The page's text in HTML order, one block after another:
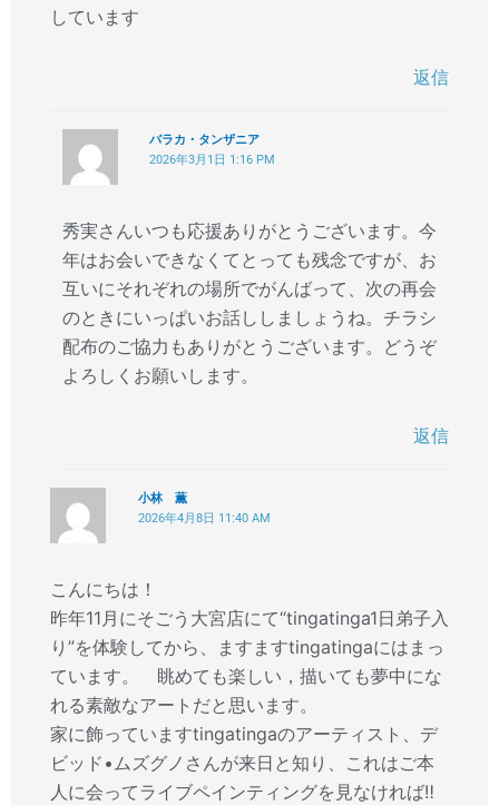
しています
返信
バラカ・タンザニア
2026年3月1日 1:16 PM
秀実さんいつも応援ありがとうございます。今
年はお会いできなくてとっても残念ですが、お
互いにそれぞれの場所でがんばって、次の再会
のときにいっぱいお話ししましょうね。チラシ
配布のご協力もありがとうございます。どうぞ
よろしくお願いします。
返信
小林 薫
2026年4月8日 11:40 AM
こんにちは！
昨年11月にそごう大宮店にて“tingatinga1日弟子入
り”を体験してから、ますますtingatingaにはまっ
ています。 眺めても楽しい，描いても夢中にな
れる素敵なアートだと思います。
家に飾っていますtingatingaのアーティスト、デ
ビッド•ムズグノさんが来日と知り、これはご本
人に会ってライブペインティングを見なければ‼︎